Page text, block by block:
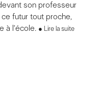
son professeur
ce futur tout proche,
à l’école.
Lire la suite